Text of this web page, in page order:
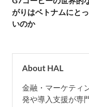
b
o
t
r
がりはベトナムにと
いのか
About HAL
金融・マーケティ
発や導入支援が専